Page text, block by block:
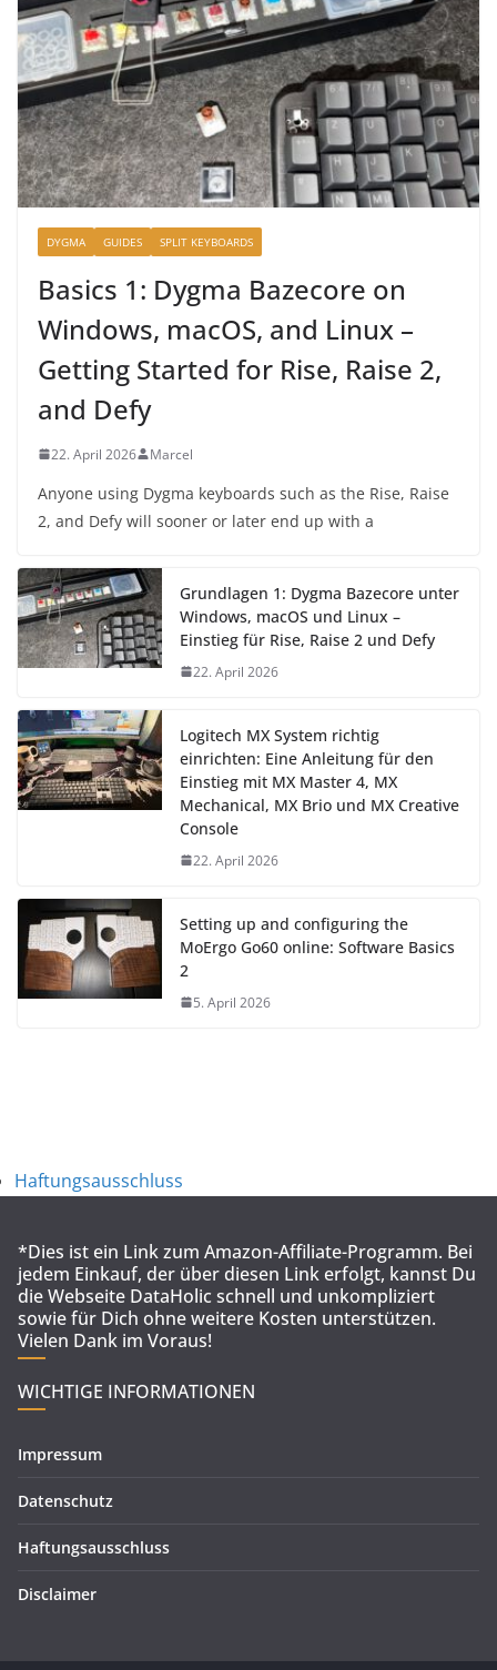
DYGMA GUIDES SPLIT KEYBOARDS
Basics 1: Dygma Bazecore on
Windows, macOS, and Linux –
Getting Started for Rise, Raise 2,
and Defy
22. April 2026 Marcel
Anyone using Dygma keyboards such as the Rise, Raise
2, and Defy will sooner or later end up with a
Grundlagen 1: Dygma Bazecore unter
Windows, macOS und Linux –
Einstieg für Rise, Raise 2 und Defy
22. April 2026
Logitech MX System richtig
einrichten: Eine Anleitung für den
Einstieg mit MX Master 4, MX
Mechanical, MX Brio und MX Creative
Console
22. April 2026
Setting up and configuring the
MoErgo Go60 online: Software Basics
2
5. April 2026
Haftungsausschluss
*Dies ist ein Link zum Amazon-Affiliate-Programm. Bei
jedem Einkauf, der über diesen Link erfolgt, kannst Du
die Webseite DataHolic schnell und unkompliziert
sowie für Dich ohne weitere Kosten unterstützen.
Vielen Dank im Voraus!
WICHTIGE INFORMATIONEN
Impressum
Datenschutz
Haftungsausschluss
Disclaimer